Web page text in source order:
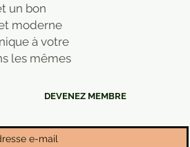
un bon
moderne
à votre
les mêmes
DEVENEZ MEMBRE